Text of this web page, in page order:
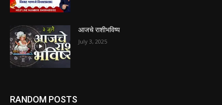
आजचे राशीभविष्य
July 3, 2025
RANDOM POSTS